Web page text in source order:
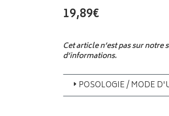
19,89€
Cet article n’est pas sur
d’informations.
POSOLOGIE / MODE